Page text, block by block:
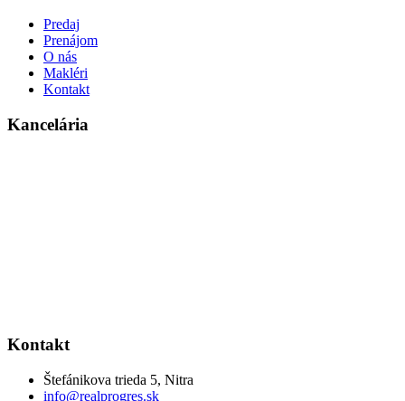
Predaj
Prenájom
O nás
Makléri
Kontakt
Kancelária
Kontakt
Štefánikova trieda 5, Nitra
info@realprogres.sk